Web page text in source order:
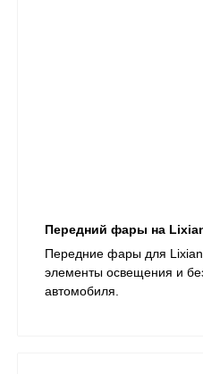
Передний фары на
​Передние фары для
элементы освещения и
автомобиля.